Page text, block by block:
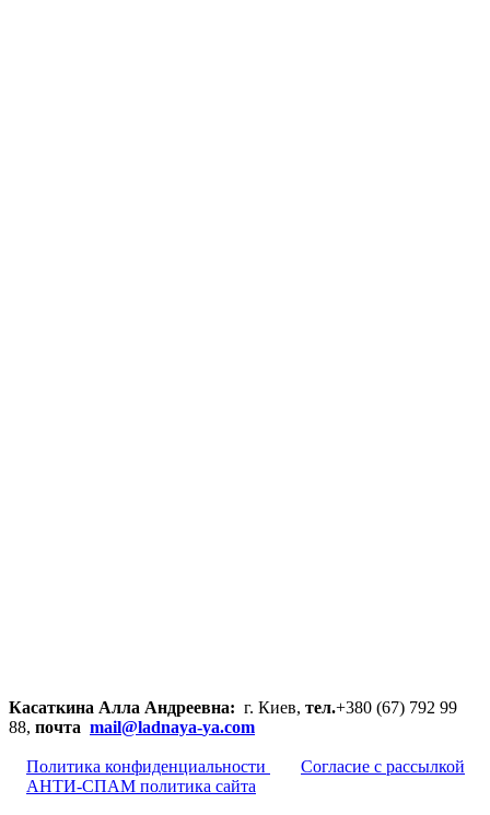
Касаткина Алла Андреевна: г. Киев, тел.+380 (67) 792 99
88, почта mail@ladnaya-ya.com
Политика конфиденциальности
Согласие с рассылкой
АНТИ-СПАМ политика сайта